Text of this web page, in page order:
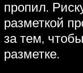
пропил.
разметкой
за тем,
разметке.